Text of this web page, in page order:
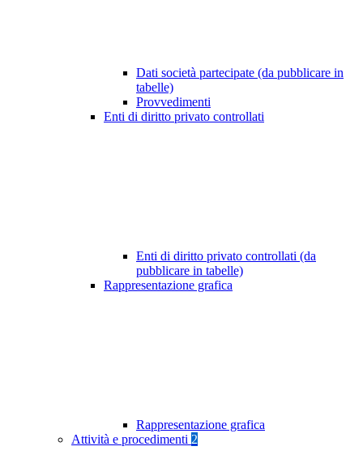
Dati società partecipate (da pubblicare in
tabelle)
Provvedimenti
Enti di diritto privato controllati
Enti di diritto privato controllati (da
pubblicare in tabelle)
Rappresentazione grafica
Rappresentazione grafica
Attività e procedimenti 2